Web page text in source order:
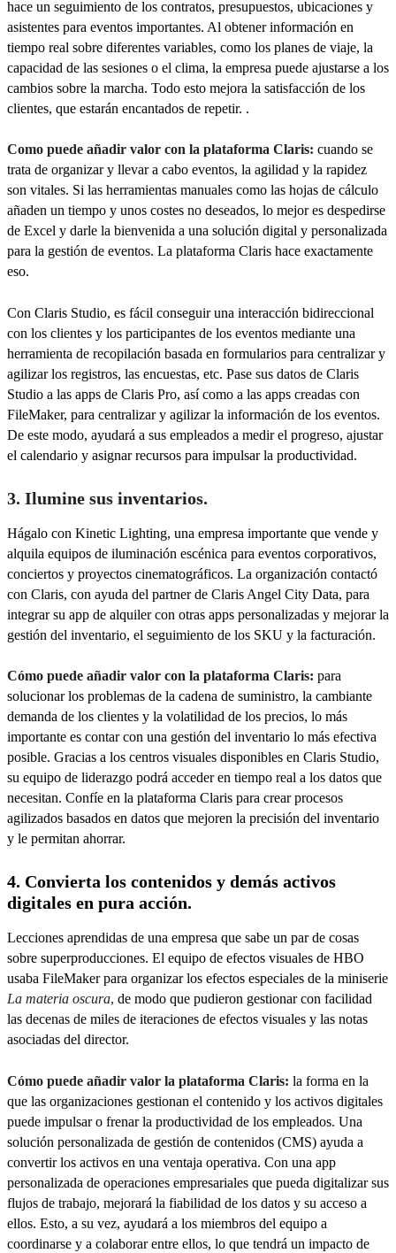
hace un seguimiento de los contratos, presupuestos, ubicaciones y
asistentes para eventos importantes. Al obtener información en
tiempo real sobre diferentes variables, como los planes de viaje, la
capacidad de las sesiones o el clima, la empresa puede ajustarse a los
cambios sobre la marcha. Todo esto mejora la satisfacción de los
clientes, que estarán encantados de repetir. .
Como puede añadir valor con la plataforma Claris: cuando se
trata de organizar y llevar a cabo eventos, la agilidad y la rapidez
son vitales. Si las herramientas manuales como las hojas de cálculo
añaden un tiempo y unos costes no deseados, lo mejor es despedirse
de Excel y darle la bienvenida a una solución digital y personalizada
para la gestión de eventos. La plataforma Claris hace exactamente
eso.
Con Claris Studio, es fácil conseguir una interacción bidireccional
con los clientes y los participantes de los eventos mediante una
herramienta de recopilación basada en formularios para centralizar y
agilizar los registros, las encuestas, etc. Pase sus datos de Claris
Studio a las apps de Claris Pro, así como a las apps creadas con
FileMaker, para centralizar y agilizar la información de los eventos.
De este modo, ayudará a sus empleados a medir el progreso, ajustar
el calendario y asignar recursos para impulsar la productividad.
3. Ilumine sus inventarios.
Hágalo con Kinetic Lighting, una empresa importante que vende y
alquila equipos de iluminación escénica para eventos corporativos,
conciertos y proyectos cinematográficos. La organización contactó
con Claris, con ayuda del partner de Claris Angel City Data, para
integrar su app de alquiler con otras apps personalizadas y mejorar la
gestión del inventario, el seguimiento de los SKU y la facturación.
Cómo puede añadir valor con la plataforma Claris: para
solucionar los problemas de la cadena de suministro, la cambiante
demanda de los clientes y la volatilidad de los precios, lo más
importante es contar con una gestión del inventario lo más efectiva
posible. Gracias a los centros visuales disponibles en Claris Studio,
su equipo de liderazgo podrá acceder en tiempo real a los datos que
necesitan. Confíe en la plataforma Claris para crear procesos
agilizados basados en datos que mejoren la precisión del inventario
y le permitan ahorrar.
4. Convierta los contenidos y demás activos
digitales en pura acción.
Lecciones aprendidas de una empresa que sabe un par de cosas
sobre superproducciones. El equipo de efectos visuales de HBO
usaba FileMaker para organizar los efectos especiales de la miniserie
La materia oscura, de modo que pudieron gestionar con facilidad
las decenas de miles de iteraciones de efectos visuales y las notas
asociadas del director.
Cómo puede añadir valor la plataforma Claris: la forma en la
que las organizaciones gestionan el contenido y los activos digitales
puede impulsar o frenar la productividad de los empleados. Una
solución personalizada de gestión de contenidos (CMS) ayuda a
convertir los activos en una ventaja operativa. Con una app
personalizada de operaciones empresariales que pueda digitalizar sus
flujos de trabajo, mejorará la fiabilidad de los datos y su acceso a
ellos. Esto, a su vez, ayudará a los miembros del equipo a
coordinarse y a colaborar entre ellos, lo que tendrá un impacto de